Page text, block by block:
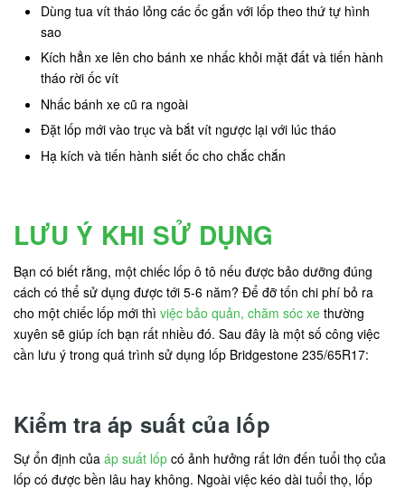
Dùng tua vít tháo lỏng các ốc gắn với lốp theo thứ tự hình
sao
Kích hẳn xe lên cho bánh xe nhấc khỏi mặt đất và tiến hành
tháo rời ốc vít
Nhấc bánh xe cũ ra ngoài
Đặt lốp mới vào trục và bắt vít ngược lại với lúc tháo
Hạ kích và tiến hành siết ốc cho chắc chắn
LƯU Ý KHI SỬ DỤNG
Bạn có biết rằng, một chiếc lốp ô tô nếu được bảo dưỡng đúng
cách có thể sử dụng được tới 5-6 năm? Để đỡ tốn chi phí bỏ ra
cho một chiếc lốp mới thì việc bảo quản, chăm sóc xe thường
xuyên sẽ giúp ích bạn rất nhiều đó. Sau đây là một số công việc
cần lưu ý trong quá trình sử dụng lốp Bridgestone 235/65R17:
Kiểm tra áp suất của lốp
Sự ổn định của áp suất lốp có ảnh hưởng rất lớn đến tuổi thọ của
lốp có được bền lâu hay không. Ngoài việc kéo dài tuổi thọ, lốp